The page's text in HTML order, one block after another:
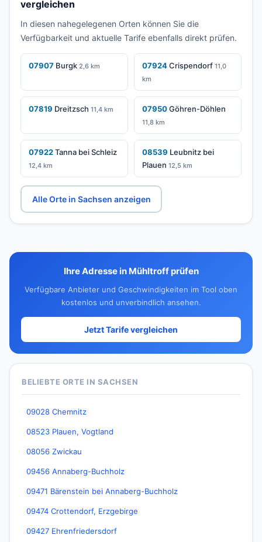
vergleichen
In diesen nahegelegenen Orten können Sie die
Verfügbarkeit und aktuelle Tarife ebenfalls direkt prüfen.
07907 Burgk 2,6 km 07924Crispendorf 11,0
km
07819 Dreitzsch 11,4 km 07950Göhren-Döhlen
11,8 km
07922Tanna bei Schleiz
12,4 km
08539 Leubnitz bei
Plauen 12,5 km
Alle Orte in Sachsen anzeigen
Ihre Adresse in Mühltroff prüfen
Verfügbare Anbieter und Geschwindigkeiten im Tool oben
kostenlos und unverbindlich ansehen.
Jetzt Tarife vergleichen
BELIEBTE ORTE IN SACHSEN
09028 Chemnitz
08523 Plauen, Vogtland
08056 Zwickau
09456 Annaberg-Buchholz
09471 Bärenstein bei Annaberg-Buchholz
09474 Crottendorf, Erzgebirge
09427 Ehrenfriedersdorf